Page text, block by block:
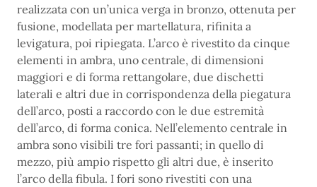
realizzata con un’unica verga in bronzo, ottenuta per
fusione, modellata per martellatura, rifinita a
levigatura, poi ripiegata. L’arco è rivestito da cinque
elementi in ambra, uno centrale, di dimensioni
maggiori e di forma rettangolare, due dischetti
laterali e altri due in corrispondenza della piegatura
dell’arco, posti a raccordo con le due estremità
dell’arco, di forma conica. Nell’elemento centrale in
ambra sono visibili tre fori passanti; in quello di
mezzo, più ampio rispetto gli altri due, è inserito
l’arco della fibula. I fori sono rivestiti con una